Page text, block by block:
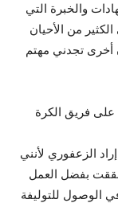
والخبرة التي
من الأحيان
أخرى تجدني مهتم
فريق الكرة
الزعفوري لأنني
بفضل العمل
الوصول للتوليفة